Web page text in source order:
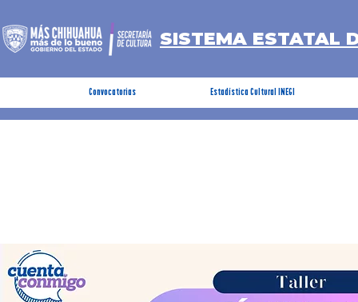
SISTEMA ESTATAL
Convocatorias Estadística Cultural INEGI